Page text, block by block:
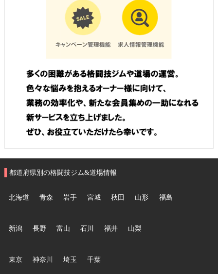
都道府県別の格闘技ジム&道場情報
北海道 青森 岩手 宮城 秋田 山形 福島
新潟 長野 富山 石川 福井 山梨
東京 神奈川 埼玉 千葉